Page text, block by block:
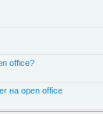
office?
на open office